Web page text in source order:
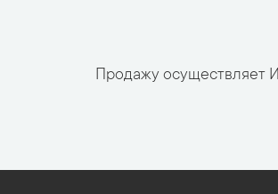
Продажу осуществляет